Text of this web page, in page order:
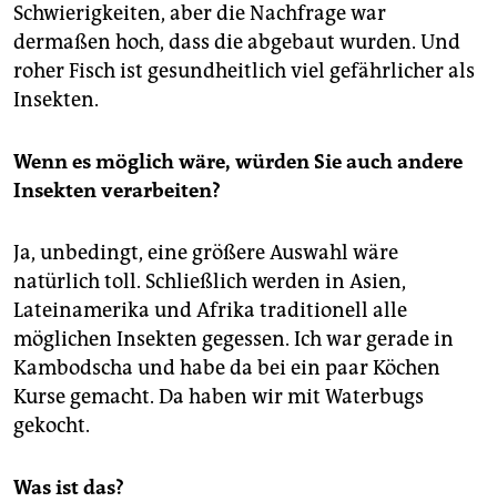
Schwierigkeiten, aber die Nachfrage war
dermaßen hoch, dass die abgebaut wurden. Und
roher Fisch ist gesundheitlich viel gefährlicher als
Insekten.
Wenn es möglich wäre, würden Sie auch andere
Insekten verarbeiten?
Ja, unbedingt, eine größere Auswahl wäre
natürlich toll. Schließlich werden in Asien,
Lateinamerika und Afrika traditionell alle
möglichen Insekten gegessen. Ich war gerade in
Kambod­scha und habe da bei ein paar Köchen
Kurse gemacht. Da haben wir mit Waterbugs
gekocht.
Was ist das?